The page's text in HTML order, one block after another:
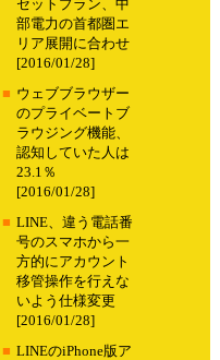
セットプラン、中
部電力の首都圏エ
リア展開に合わせ
[2016/01/28]
■ ウェブブラウザー
のプライベートブ
ラウジング機能、
認知していた人は
23.1％
[2016/01/28]
■ LINE、違う電話番
号のスマホから一
方的にアカウント
移管操作を行えな
いよう仕様変更
[2016/01/28]
■ LINEのiPhone版ア